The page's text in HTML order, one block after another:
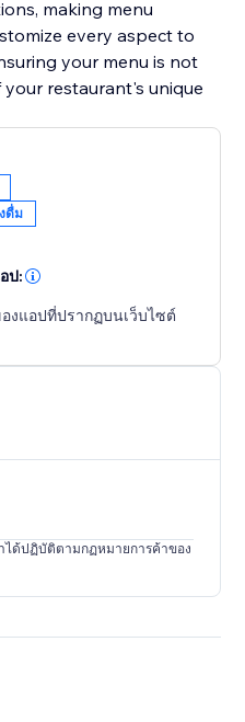
making menu
every aspect to
your menu is not
restaurant's unique
ดื่ม
ป:
งแอปที่ปรากฏบนเว็บไซต์
ได้ปฏิบัติตามกฏหมายการค้าของ